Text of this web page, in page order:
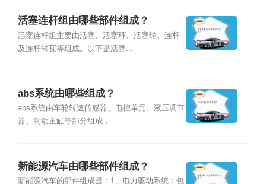
活塞连杆组由哪些部件组成？
活塞连杆组主要由活塞、活塞环、活塞销、连杆
及连杆轴瓦等组成。以下是活塞...
abs系统由哪些组成？
abs系统由车轮转速传感器、电控单元、液压调节
器、制动主缸等部分组成，...
新能源汽车由哪些部件组成？
新能源汽车的部件组成是：1、电力驱动系统：包